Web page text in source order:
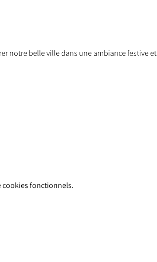
notre belle ville dans une ambiance festive et
cookies fonctionnels.